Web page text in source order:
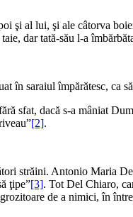
şi al lui, şi ale câtorva
dar tată-său l-a
în saraiul împărătesc, ca
sfat, dacă s-a mâniat
[2].
străini. Antonio Maria
ţipe”[3]. Tot Del Chiaro,
de a nimici, în